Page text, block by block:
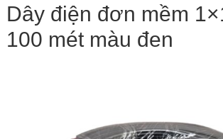
Dây điện đơn mềm
100 mét màu đen